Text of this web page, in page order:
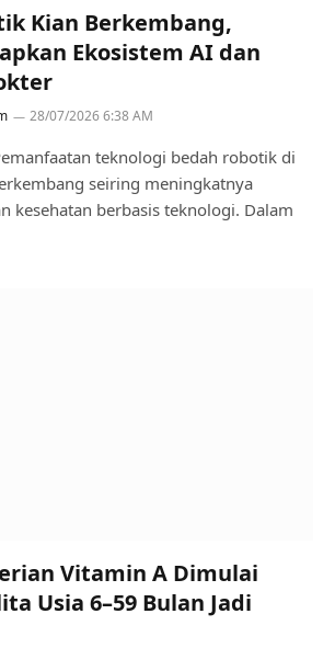
Kian Berkembang,
Ekosistem AI dan
28/07/2026 6:38 AM
teknologi bedah robotik di
seiring meningkatnya
kesehatan berbasis teknologi. Dalam
Vitamin A Dimulai
Usia 6–59 Bulan Jadi